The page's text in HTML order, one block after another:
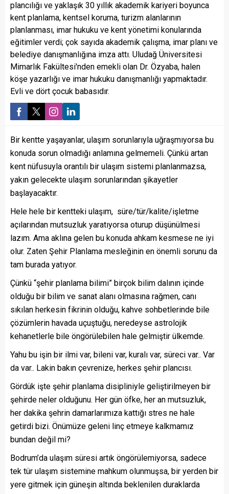
plancılığı ve yaklaşık 30 yıllık akademik kariyeri boyunca
kent planlama, kentsel koruma, turizm alanlarının
planlanması, imar hukuku ve kent yönetimi konularında
eğitimler verdi; çok sayıda akademik çalışma, imar planı ve
belediye danışmanlığına imza attı. Uludağ Üniversitesi
Mimarlık Fakültesi'nden emekli olan Dr. Özyaba, halen
köşe yazarlığı ve imar hukuku danışmanlığı yapmaktadır.
Evli ve dört çocuk babasıdır.
Bir kentte yaşayanlar, ulaşım sorunlarıyla uğraşmıyorsa bu
konuda sorun olmadığı anlamına gelmemeli. Çünkü artan
kent nüfusuyla orantılı bir ulaşım sistemi planlanmazsa,
yakın gelecekte ulaşım sorunlarından şikayetler
başlayacaktır.
Hele hele bir kentteki ulaşım, süre/tür/kalite/işletme
açılarından mutsuzluk yaratıyorsa oturup düşünülmesi
lazım. Ama aklına gelen bu konuda ahkam kesmese ne iyi
olur. Zaten Şehir Planlama mesleğinin en önemli sorunu da
tam burada yatıyor.
Çünkü “şehir planlama bilimi” birçok bilim dalının içinde
olduğu bir bilim ve sanat alanı olmasına rağmen, canı
sıkılan herkesin fikrinin olduğu, kahve sohbetlerinde bile
çözümlerin havada uçuştuğu, neredeyse astrolojik
kehanetlerle bile öngörülebilen hale gelmiştir ülkemde.
Yahu bu işin bir ilmi var, bileni var, kuralı var, süreci var.. Var
da var.. Lakin bakın çevrenize, herkes şehir plancısı.
Gördük işte şehir planlama disipliniyle geliştirilmeyen bir
şehirde neler olduğunu. Her gün öfke, her an mutsuzluk,
her dakika şehrin damarlarımıza kattığı stres ne hale
getirdi bizi. Önümüze geleni linç etmeye kalkmamız
bundan değil mi?
Bodrum’da ulaşım süresi artık öngörülemiyorsa, sadece
tek tür ulaşım sistemine mahkum olunmuşsa, bir yerden bir
yere gitmek için güneşin altında beklenilen duraklarda